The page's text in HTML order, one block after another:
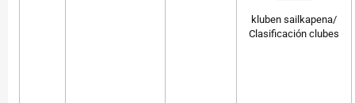
kluben sailkapena/
Clasificación clubes